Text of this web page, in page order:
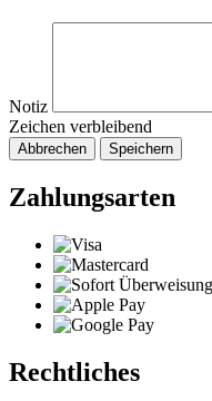
Notiz
Zeichen verbleibend
Abbrechen Speichern
Zahlungsarten
Rechtliches